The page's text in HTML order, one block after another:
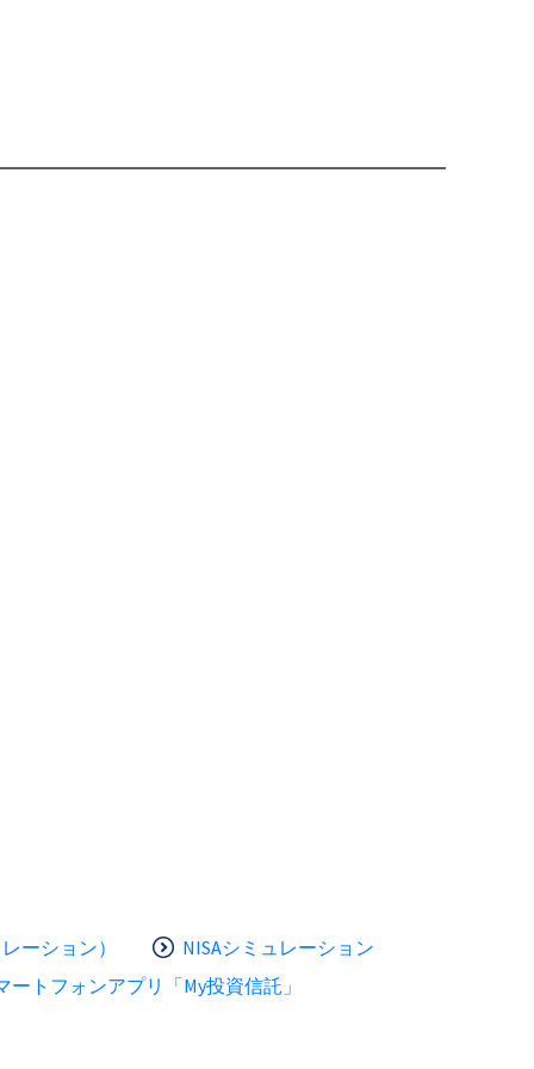
ーション）
NISAシミュレーション
ートフォンアプリ「My投資信託」